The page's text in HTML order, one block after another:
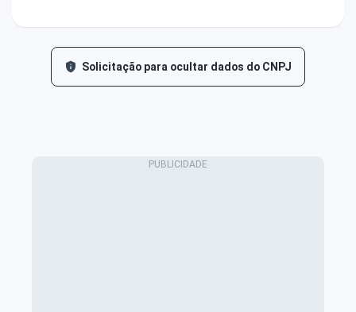
Solicitação para ocultar dados do CNPJ